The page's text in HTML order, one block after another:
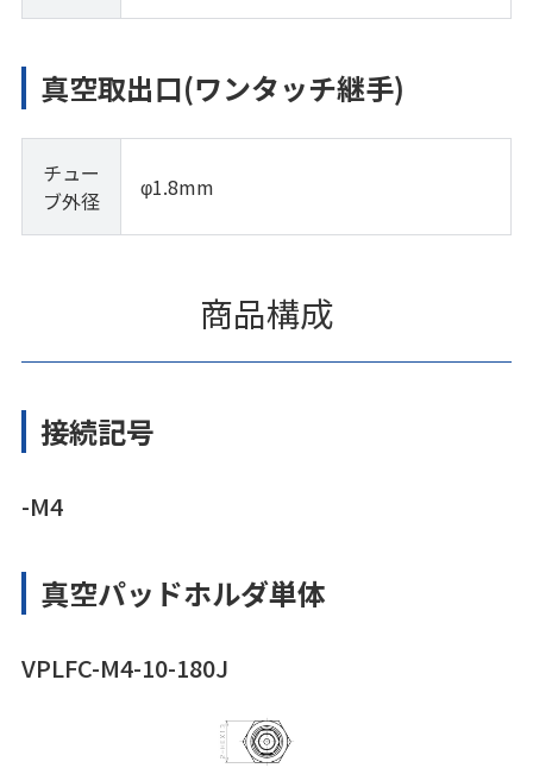
真空取出口(ワンタッチ継手)
チュー
ブ外径
φ1.8mm
商品構成
接続記号
-M4
真空パッドホルダ単体
VPLFC-M4-10-180J